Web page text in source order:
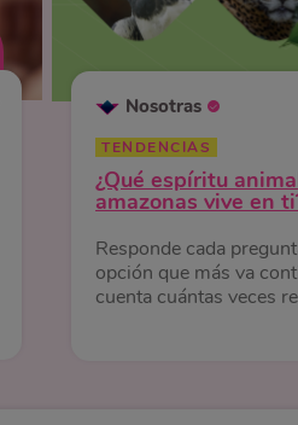
Nosotras
TENDENCIAS
¿Qué espíritu
amazonas vive en
Responde cada
opción que más va
cuenta cuántas veces